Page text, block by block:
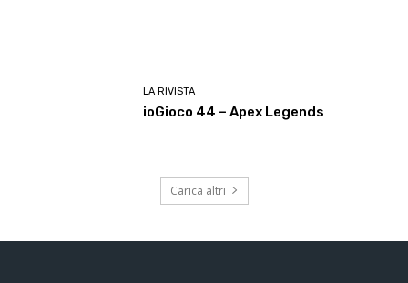
LA RIVISTA
ioGioco 44 – Apex Legends
Carica altri